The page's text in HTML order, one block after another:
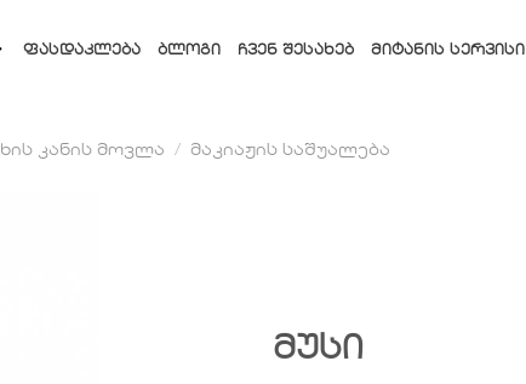
ᲤᲐᲡᲓᲐᲙᲚᲔᲑᲐ ᲑᲚᲝᲒᲘ ᲩᲕᲔᲜ ᲨᲔᲡᲐᲮᲔᲑ ᲛᲘᲢᲐᲜᲘᲡ ᲡᲔᲠᲕᲘᲡᲘ
კანის მოვლა / მაკიაჟის საშუალება
მუსი